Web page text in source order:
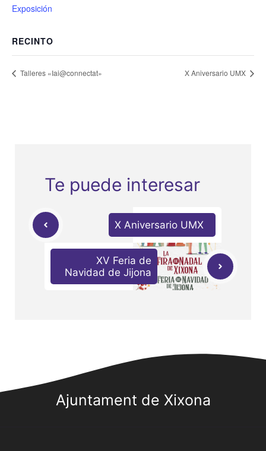
Exposición
RECINTO
Talleres «Iai@connectat» X Aniversario UMX
Te puede interesar
X Aniversario UMX
XV Feria de
Navidad de Jijona
Ajuntament de Xixona